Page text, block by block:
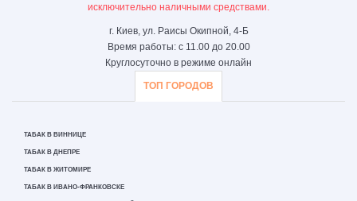
исключительно наличными средствами.
г. Киев, ул. Раисы Окипной, 4-Б
Время работы: с 11.00 до 20.00
Круглосуточно в режиме онлайн
ТОП ГОРОДОВ
ТАБАК В ВИННИЦЕ
ТАБАК В ДНЕПРЕ
ТАБАК В ЖИТОМИРЕ
ТАБАК В ИВАНО-ФРАНКОВСКЕ